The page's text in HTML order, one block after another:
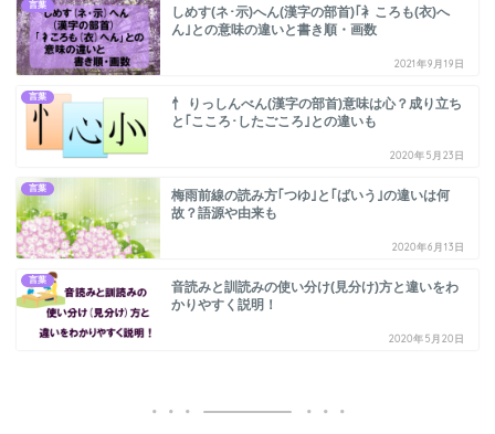
言葉
しめす(ネ･示)へん(漢字の部首)｢衤ころも(衣)へ
ん｣との意味の違いと書き順・画数
2021年9月19日
言葉
忄 りっしんべん(漢字の部首)意味は心？成り立ち
と｢こころ･したごころ｣との違いも
2020年5月23日
言葉
梅雨前線の読み方｢つゆ｣と｢ばいう｣の違いは何
故？語源や由来も
2020年6月13日
言葉
音読みと訓読みの使い分け(見分け)方と違いをわ
かりやすく説明！
2020年5月20日